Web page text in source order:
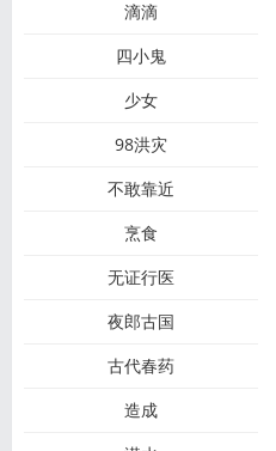
滴滴
四小鬼
少女
98洪灾
不敢靠近
烹食
无证行医
夜郎古国
古代春药
造成